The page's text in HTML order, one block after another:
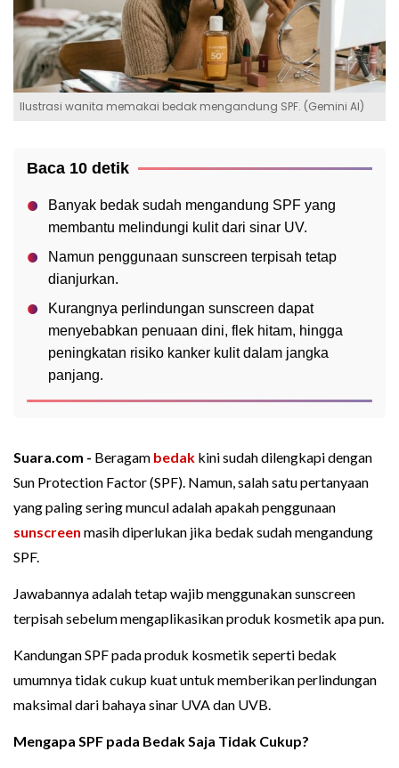
Ilustrasi wanita memakai bedak mengandung SPF. (Gemini AI)
Baca 10 detik
Banyak bedak sudah mengandung SPF yang
membantu melindungi kulit dari sinar UV.
Namun penggunaan sunscreen terpisah tetap
dianjurkan.
Kurangnya perlindungan sunscreen dapat
menyebabkan penuaan dini, flek hitam, hingga
peningkatan risiko kanker kulit dalam jangka
panjang.
Suara.com - Beragam bedak kini sudah dilengkapi dengan
Sun Protection Factor (SPF). Namun, salah satu pertanyaan
yang paling sering muncul adalah apakah penggunaan
sunscreen masih diperlukan jika bedak sudah mengandung
SPF.
Jawabannya adalah tetap wajib menggunakan sunscreen
terpisah sebelum mengaplikasikan produk kosmetik apa pun.
Kandungan SPF pada produk kosmetik seperti bedak
umumnya tidak cukup kuat untuk memberikan perlindungan
maksimal dari bahaya sinar UVA dan UVB.
Mengapa SPF pada Bedak Saja Tidak Cukup?